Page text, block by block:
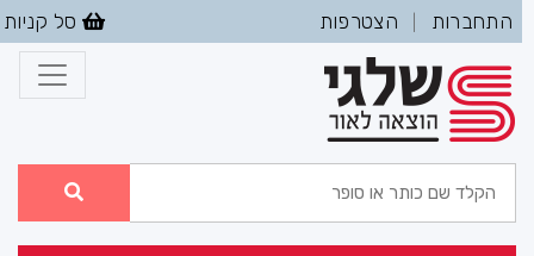
התחברות הצטרפות סל קניות